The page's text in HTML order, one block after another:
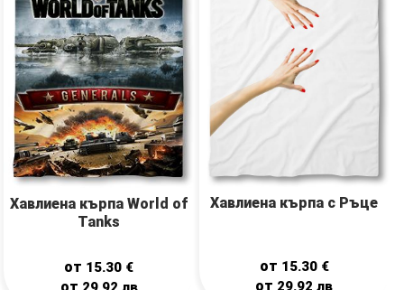
Хавлиена кърпа World of
Tanks
от 15.30 €
от
Хавлиена кърпа с Ръце
от 15.30 €
от 29.92лв